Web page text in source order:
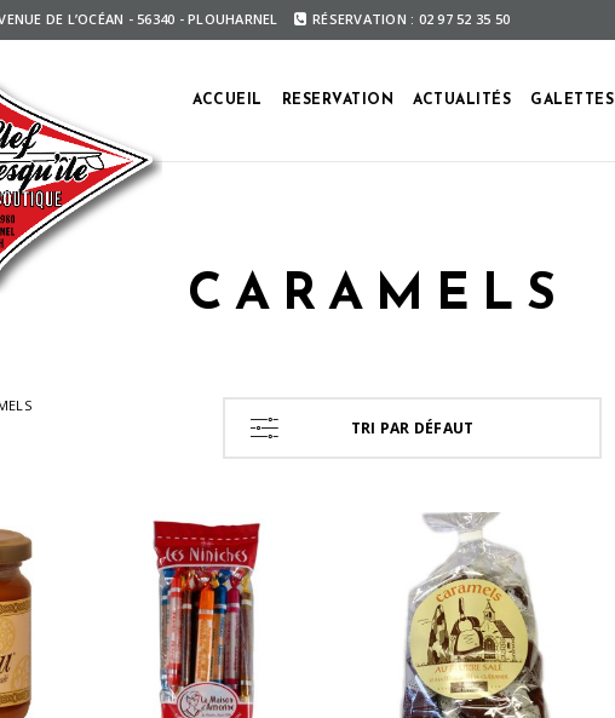
DE L’OCÉAN - 56340 - PLOUHARNEL RÉSERVATION : 02 97 52 35 50
ACCUEIL RESERVATION ACTUALITÉS GALETTES
CARAMELS
TRI PAR DÉFAUT